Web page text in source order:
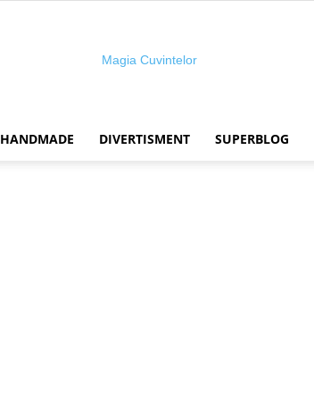
HANDMADE DIVERTISMENT SUPERBLOG